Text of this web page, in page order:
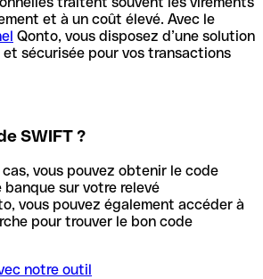
et à un coût élevé. Avec le
Qonto, vous disposez d’une solution
et sécurisée pour vos transactions
SWIFT ?
vous pouvez obtenir le code
sur votre relevé
vous pouvez également accéder à
pour trouver le bon code
notre outil